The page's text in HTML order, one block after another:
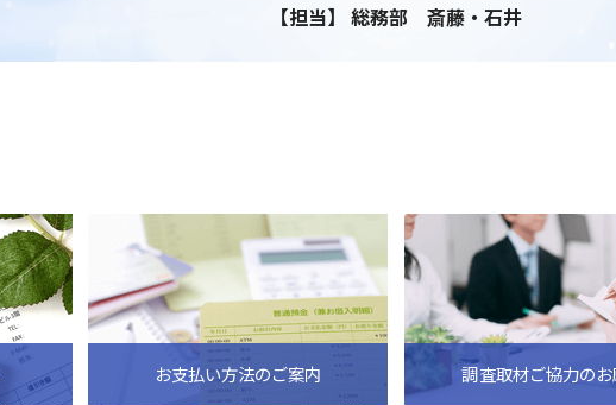
【担当】 総務部 斎藤・石井
お支払い方法のご案内 調査取材ご協力のお